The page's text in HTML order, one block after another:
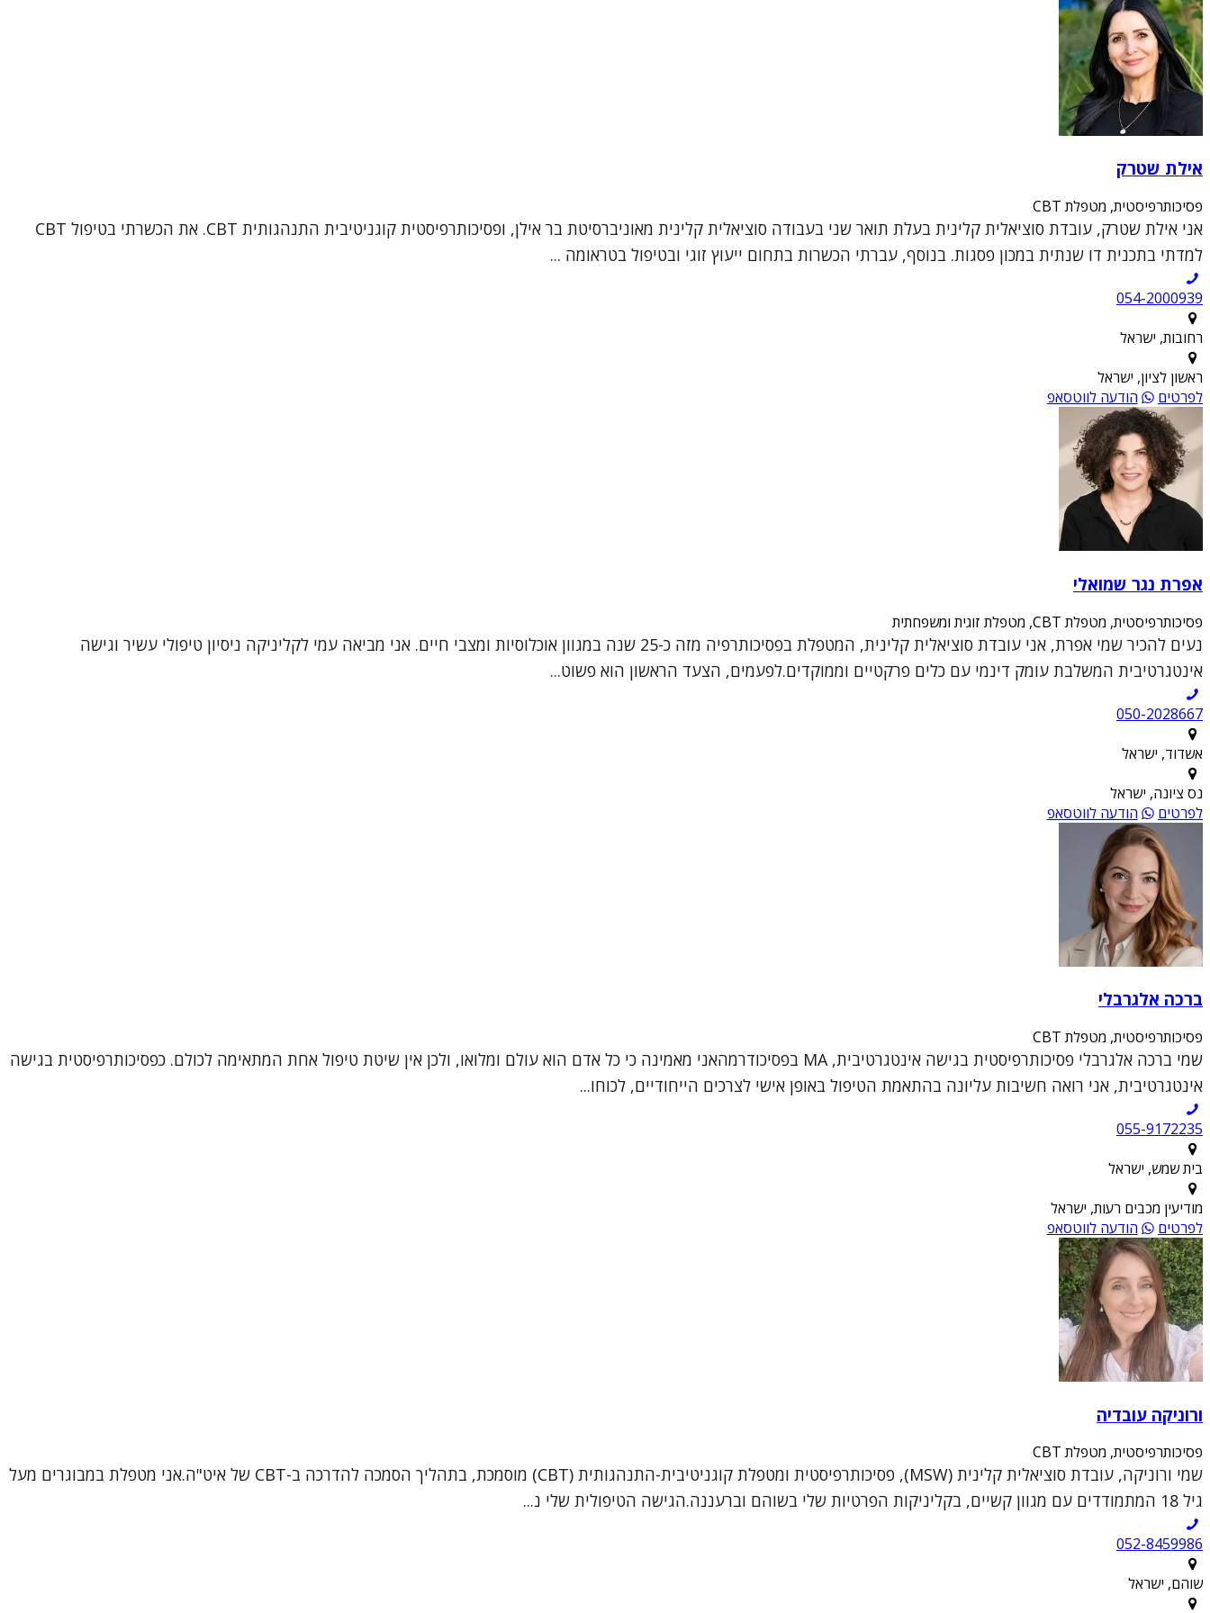
אילת שטרק
פסיכותרפיסטית, מטפלת CBT
אני אילת שטרק, עובדת סוציאלית קלינית בעלת תואר שני בעבודה סוציאלית קלינית מאוניברסיטת בר אילן, ופסיכותרפיסטית קוגניטיבית התנהגותית CBT. את הכשרתי בטיפול CBT
למדתי בתכנית דו שנתית במכון פסגות. בנוסף, עברתי הכשרות בתחום ייעוץ זוגי ובטיפול בטראומה ...
054-2000939
רחובות, ישראל
ראשון לציון, ישראל
לפרטים
הודעה לווטסאפ
אפרת נגר שמואלי
פסיכותרפיסטית, מטפלת CBT, מטפלת זוגית ומשפחתית
נעים להכיר שמי אפרת, אני עובדת סוציאלית קלינית, המטפלת בפסיכותרפיה מזה כ-25 שנה במגוון אוכלוסיות ומצבי חיים. אני מביאה עמי לקליניקה ניסיון טיפולי עשיר וגישה
אינטגרטיבית המשלבת עומק דינמי עם כלים פרקטיים וממוקדים.לפעמים, הצעד הראשון הוא פשוט...
050-2028667
אשדוד, ישראל
נס ציונה, ישראל
לפרטים
הודעה לווטסאפ
ברכה אלגרבלי
פסיכותרפיסטית, מטפלת CBT
שמי ברכה אלגרבלי פסיכותרפיסטית בגישה אינטגרטיבית, MA בפסיכודרמהאני מאמינה כי כל אדם הוא עולם ומלואו, ולכן אין שיטת טיפול אחת המתאימה לכולם. כפסיכותרפיסטית בגישה
אינטגרטיבית, אני רואה חשיבות עליונה בהתאמת הטיפול באופן אישי לצרכים הייחודיים, לכוחו...
055-9172235
בית שמש, ישראל
מודיעין מכבים רעות, ישראל
לפרטים
הודעה לווטסאפ
ורוניקה עובדיה
פסיכותרפיסטית, מטפלת CBT
שמי ורוניקה, עובדת סוציאלית קלינית (MSW), פסיכותרפיסטית ומטפלת קוגניטיבית-התנהגותית (CBT) מוסמכת, בתהליך הסמכה להדרכה ב-CBT של איט"ה.אני מטפלת במבוגרים מעל
גיל 18 המתמודדים עם מגוון קשיים, בקליניקות הפרטיות שלי בשוהם וברעננה.הגישה הטיפולית שלי נ...
052-8459986
שוהם, ישראל